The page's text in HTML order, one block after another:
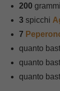
200 grammi
3 spicchi
7
quanto
quanto
quanto